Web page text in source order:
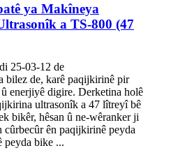
ya Makîneya
a TS-800 (47
25-03-12 de
bilez de, karê paqijkirinê pir
enerjiyê digire. Derketina holê
ultrasonîk a 47 lîtreyî bê
bikêr, hêsan û ne-wêranker ji
cûrbecûr ên paqijkirinê peyda
peyda bike ...